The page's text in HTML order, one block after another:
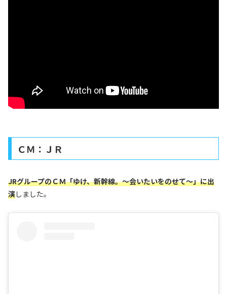
ＣＭ：ＪＲ
JRグループのＣＭ「ゆけ、新幹線。～会いたいをのせて～」に出
演しました。